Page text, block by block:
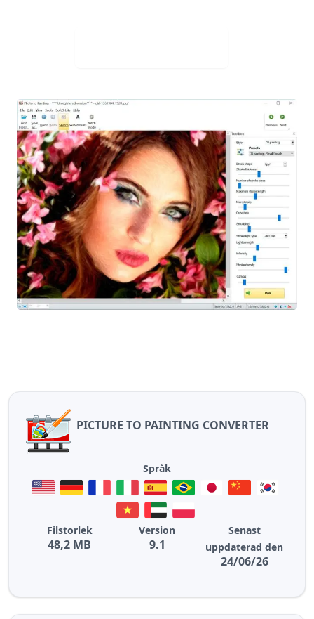
PICTURE TO PAINTING CONVERTER
Språk
Filstorlek
48,2 MB
Version
9.1
Senast
uppdaterad den
24/06/26